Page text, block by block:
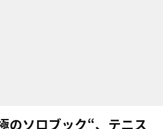
のソロブック“、テニス